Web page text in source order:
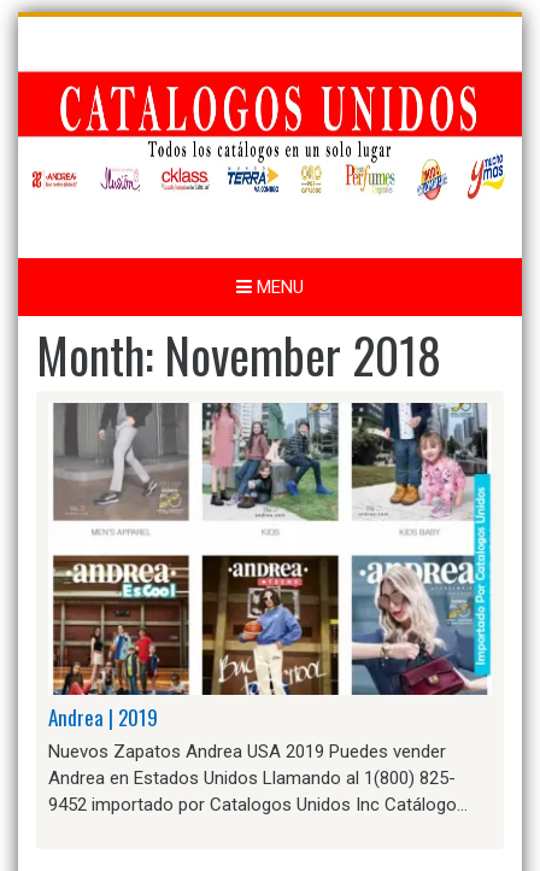
Skip
content
MENU
Month: November 2018
Andrea | 2019
Nuevos Zapatos Andrea USA 2019 Puedes vender
Andrea en Estados Unidos Llamando al 1(800) 825-
9452 importado por Catalogos Unidos Inc Catálogo…